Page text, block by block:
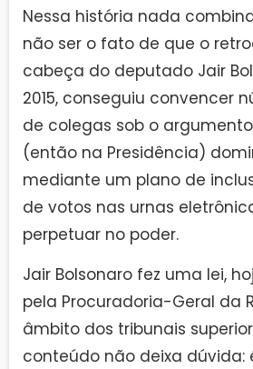
Nessa história nada
não ser o fato de que o
cabeça do deputado Jair
2015, conseguiu convencer
de colegas sob o
(então na Presidência)
mediante um plano de
de votos nas urnas
perpetuar no poder.
Jair Bolsonaro fez uma lei,
pela Procuradoria-Geral da
âmbito dos tribunais
conteúdo não deixa dúvida: